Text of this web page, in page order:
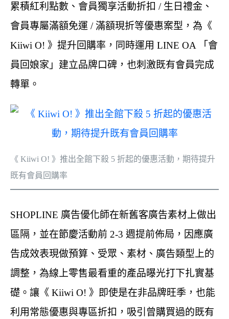
累積紅利點數、會員獨享活動折扣 / 生日禮金、
會員專屬滿額免運 / 滿額現折等優惠案型，為《
Kiiwi O! 》提升回購率，同時運用 LINE OA 「會
員回娘家」建立品牌口碑，也刺激既有會員完成
轉單。
《 Kiiwi O! 》推出全館下殺 5 折起的優惠活動，期待提升
既有會員回購率
SHOPLINE 廣告優化師在新舊客廣告素材上做出
區隔，並在節慶活動前 2-3 週提前佈局，因應廣
告成效表現做預算、受眾、素材、廣告類型上的
調整，為線上零售最看重的產品曝光打下扎實基
礎。讓《 Kiiwi O! 》即使是在非品牌旺季，也能
利用常態優惠與專區折扣，吸引曾購買過的既有